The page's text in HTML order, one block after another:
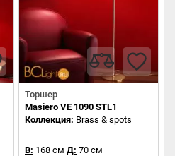
Торшер
Masiero VE 1090 STL1
Коллекция: Brass & spots
В: 168 см Д: 70 см